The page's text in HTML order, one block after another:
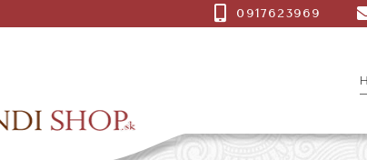
0917623969